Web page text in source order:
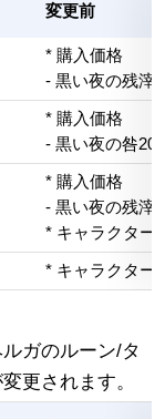
変更前
* 購入価格
- 黒い夜の残滓
* 購入価格
- 黒い夜の咎20
* 購入価格
- 黒い夜の残滓
* キャラクター
* キャラクター
ガのルーン/タ
更されます。